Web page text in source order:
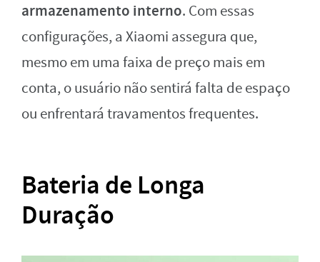
armazenamento interno. Com essas
configurações, a Xiaomi assegura que,
mesmo em uma faixa de preço mais em
conta, o usuário não sentirá falta de espaço
ou enfrentará travamentos frequentes.
Bateria de Longa
Duração